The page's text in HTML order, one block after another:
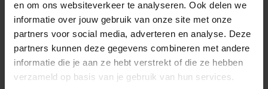
en om ons websiteverkeer te analyseren. Ook delen we
informatie over jouw gebruik van onze site met onze
partners voor social media, adverteren en analyse. Deze
partners kunnen deze gegevens combineren met andere
informatie die je aan ze hebt verstrekt of die ze hebben
verzameld op basis van je gebruik van hun services.
< 100
100 500
1000
€77,22
€64,35 €51,48 €45,05
9104111 €0,00
LUCHTKUSSENENVELOPPEN NR. 20 WIT 350 X 470MM